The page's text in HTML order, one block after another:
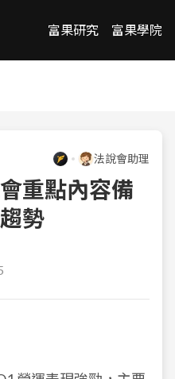
富果研究 富果學院
法說會助理
重點內容備
勢